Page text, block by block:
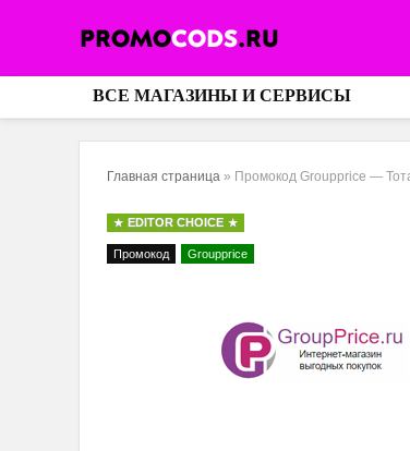
ВСЕ МАГАЗИНЫ И СЕРВИСЫ
Главная страница » Промокод Groupprice —
EDITOR CHOICE
Промокод Groupprice